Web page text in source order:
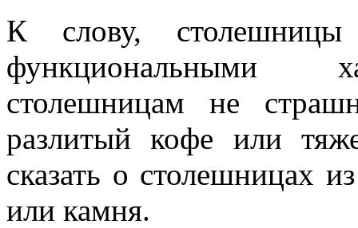
К слову,
функциональными
столешницам не
разлитый кофе или
сказать о столешницах
или камня.